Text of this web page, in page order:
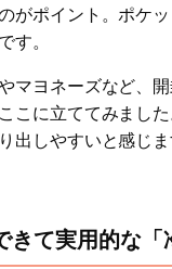
がポイント。ポケ
す。
マヨネーズなど、
こに立ててみまし
出しやすいと感じま
て実用的な「